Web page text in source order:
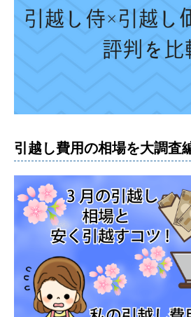
引越し費用の相場を大調査